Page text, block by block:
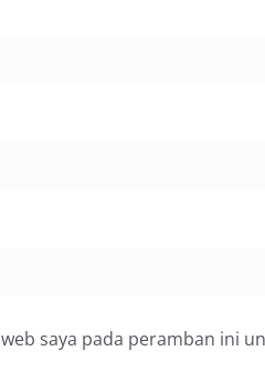
saya pada peramban ini